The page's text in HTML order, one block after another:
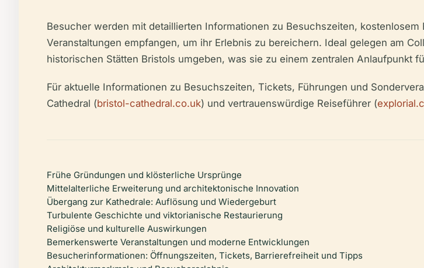
Besucher werden mit detaillierten Informationen zu Besuchszeiten,
Veranstaltungen empfangen, um ihr Erlebnis zu bereichern. Ideal gelegen am
historischen Stätten Bristols umgeben, was sie zu einem zentralen Anlaufpunkt
Für aktuelle Informationen zu Besuchszeiten, Tickets, Führungen und
Cathedral (bristol-cathedral.co.uk) und vertrauenswürdige Reiseführer (
Frühe Gründungen und klösterliche Ursprünge
Mittelalterliche Erweiterung und architektonische Innovation
Übergang zur Kathedrale: Auflösung und Wiedergeburt
Turbulente Geschichte und viktorianische Restaurierung
Religiöse und kulturelle Auswirkungen
Bemerkenswerte Veranstaltungen und moderne Entwicklungen
Besucherinformationen: Öffnungszeiten, Tickets, Barrierefreiheit und Tipps